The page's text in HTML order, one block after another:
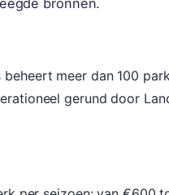
bronnen.
beheert meer dan 100
gerund door